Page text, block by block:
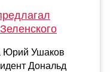
Юрий Ушаков
Дональд